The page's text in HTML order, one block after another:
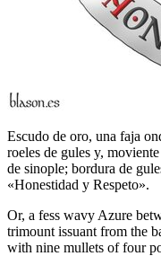
Escudo de oro, una faja
roeles de gules y,
de sinople; bordura de
«Honestidad y Respeto».
Or, a fess wavy Azure
trimount issuant from the
with nine mullets of four